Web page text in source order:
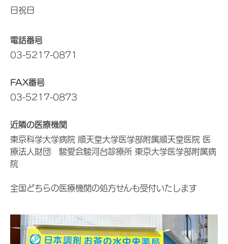
日祝日
電話番号
03-5217-0871
FAX番号
03-5217-0873
近隣の医療機関
東京科学大学病院 順天堂大学医学部附属順天堂医院 医
療法人財団 駿愛会駿河台診療所 東京大学医学部附属病
院
全国どちらの医療機関の処方せんも受付いたします